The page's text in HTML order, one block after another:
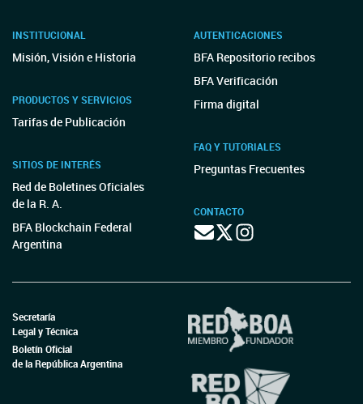
INSTITUCIONAL
Misión, Visión e Historia
PRODUCTOS Y SERVICIOS
Tarifas de Publicación
SITIOS DE INTERÉS
Red de Boletines Oficiales
de la R. A.
BFA Blockchain Federal
Argentina
AUTENTICACIONES
BFA Repositorio recibos
BFA Verificación
Firma digital
FAQ Y TUTORIALES
Preguntas Frecuentes
CONTACTO
Secretaría
Legal y Técnica
Boletín Oficial
de la República Argentina